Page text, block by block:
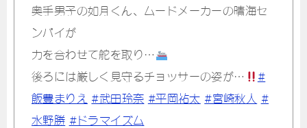
奥手男子の如月くん、ムードメーカーの晴海セ
ンパイが
力を合わせて舵を取り…
後ろには厳しく見守るチョッサーの姿が…
#
飯豊まりえ #武田玲奈 #平岡祐太 #宮崎秋人 #
水野勝 #ドラマイズム